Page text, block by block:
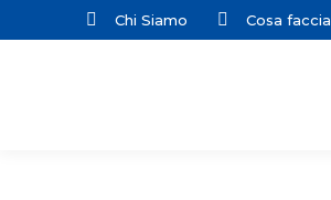
Chi Siamo Cosa